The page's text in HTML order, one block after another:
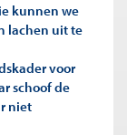
kunnen we
lachen uit te
voor
schoof de
niet